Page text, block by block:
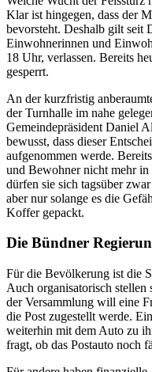
Klar ist hingegen, dass der
bevorsteht. Deshalb gilt seit
Einwohnerinnen und
18 Uhr, verlassen. Bereits
gesperrt.
An der kurzfristig
der Turnhalle im nahe
Gemeindepräsident Daniel
bewusst, dass dieser
aufgenommen werde.
und Bewohner nicht mehr in
dürfen sie sich tagsüber
aber nur solange es die
Koffer gepackt.
Die Bündner
Für die Bevölkerung ist die
Auch organisatorisch stellen
der Versammlung will eine
die Post zugestellt werde.
weiterhin mit dem Auto zu
fragt, ob das Postauto noch